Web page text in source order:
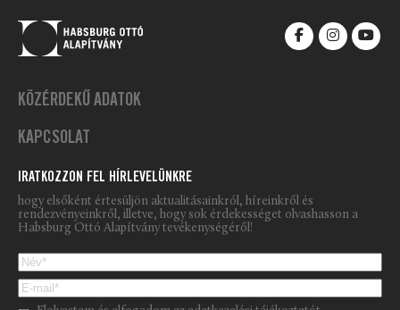
KÖZÉRDEKŰ ADATOK
KAPCSOLAT
IRATKOZZON FEL HÍRLEVELÜNKRE
hogy elsőként értesüljön aktualitásainkról, híreinkről és
rendezvényeinkről, illetve, hogy sok érdekességet olvashasson a
Habsburg Ottó Alapítvány tevékenységéről!